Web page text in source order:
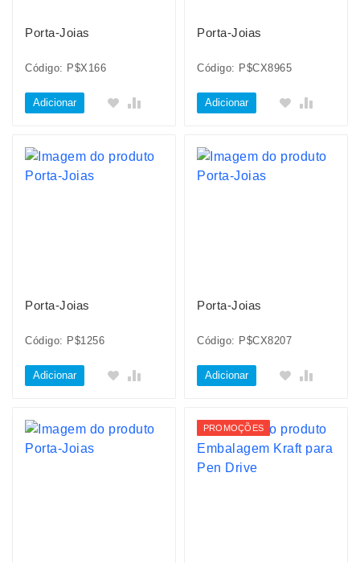
Porta-Joias
Código: P$X166
Adicionar
Porta-Joias
Código: P$CX8965
Adicionar
Porta-Joias
Código: P$1256
Adicionar
Porta-Joias
Código: P$CX8207
Adicionar
PROMOÇÕES